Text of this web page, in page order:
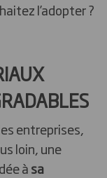
l’adopter ?
entreprises,
loin, une
àsa